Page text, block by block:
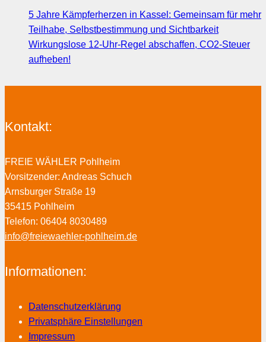
5 Jahre Kämpferherzen in Kassel: Gemeinsam für mehr
Teilhabe, Selbstbestimmung und Sichtbarkeit
Wirkungslose 12-Uhr-Regel abschaffen, CO2-Steuer
aufheben!
Kontakt:
FREIE WÄHLER Pohlheim
Vorsitzender: Andreas Schuch
Arnsburger Straße 19
35415 Pohlheim
Telefon: 06404 8030489
info@freiewaehler-pohlheim.de
Informationen:
Datenschutzerklärung
Privatsphäre Einstellungen
Impressum